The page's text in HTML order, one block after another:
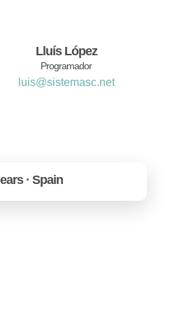
Lluís López
Programador
luis@sistemasc.net
· Spain